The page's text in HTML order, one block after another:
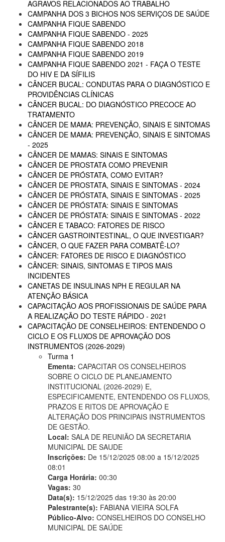
AGRAVOS RELACIONADOS AO TRABALHO
CAMPANHA DOS 3 BICHOS NOS SERVIÇOS DE SAÚDE
CAMPANHA FIQUE SABENDO
CAMPANHA FIQUE SABENDO - 2025
CAMPANHA FIQUE SABENDO 2018
CAMPANHA FIQUE SABENDO 2019
CAMPANHA FIQUE SABENDO 2021 - FAÇA O TESTE
DO HIV E DA SÍFILIS
CÂNCER BUCAL: CONDUTAS PARA O DIAGNÓSTICO E
PROVIDÊNCIAS CLÍNICAS
CÂNCER BUCAL: DO DIAGNÓSTICO PRECOCE AO
TRATAMENTO
CÂNCER DE MAMA: PREVENÇÃO, SINAIS E SINTOMAS
CÂNCER DE MAMA: PREVENÇÃO, SINAIS E SINTOMAS
- 2025
CÂNCER DE MAMAS: SINAIS E SINTOMAS
CÂNCER DE PROSTATA COMO PREVENIR
CÂNCER DE PRÓSTATA, COMO EVITAR?
CÂNCER DE PROSTATA, SINAIS E SINTOMAS - 2024
CÂNCER DE PRÓSTATA, SINAIS E SINTOMAS - 2025
CÂNCER DE PRÓSTATA: SINAIS E SINTOMAS
CÂNCER DE PRÓSTATA: SINAIS E SINTOMAS - 2022
CÂNCER E TABACO: FATORES DE RISCO
CÂNCER GASTROINTESTINAL, O QUE INVESTIGAR?
CÂNCER, O QUE FAZER PARA COMBATÊ-LO?
CÂNCER: FATORES DE RISCO E DIAGNÓSTICO
CÂNCER: SINAIS, SINTOMAS E TIPOS MAIS
INCIDENTES
CANETAS DE INSULINAS NPH E REGULAR NA
ATENÇÃO BÁSICA
CAPACITAÇÃO AOS PROFISSIONAIS DE SAÚDE PARA
A REALIZAÇÃO DO TESTE RÁPIDO - 2021
CAPACITAÇÃO DE CONSELHEIROS: ENTENDENDO O
CICLO E OS FLUXOS DE APROVAÇÃO DOS
INSTRUMENTOS (2026-2029)
Turma 1
Ementa: CAPACITAR OS CONSELHEIROS
SOBRE O CICLO DE PLANEJAMENTO
INSTITUCIONAL (2026-2029) E,
ESPECIFICAMENTE, ENTENDENDO OS FLUXOS,
PRAZOS E RITOS DE APROVAÇÃO E
ALTERAÇÃO DOS PRINCIPAIS INSTRUMENTOS
DE GESTÃO.
Local: SALA DE REUNIÃO DA SECRETARIA
MUNICIPAL DE SAUDE
Inscrições: De 15/12/2025 08:00 a 15/12/2025
08:01
Carga Horária: 00:30
Vagas: 30
Data(s): 15/12/2025 das 19:30 às 20:00
Palestrante(s): FABIANA VIEIRA SOLFA
Público-Alvo: CONSELHEIROS DO CONSELHO
MUNICIPAL DE SAÚDE